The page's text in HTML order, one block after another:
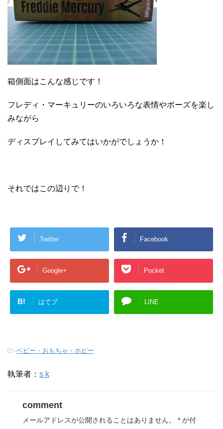
箱側面はこんな感じです！
フレディ・マーキュリーのいろいろな表情やポーズを楽し
みながら
ディスプレイしてみてはいかがでしょうか！
それではこの辺りで！
Twitter Facebook
Google+ Pocket
B! はてブ LINE
-ベビー・おもちゃ・ホビー
執筆者： s k
comment
メールアドレスが公開されることはありません。 * が付